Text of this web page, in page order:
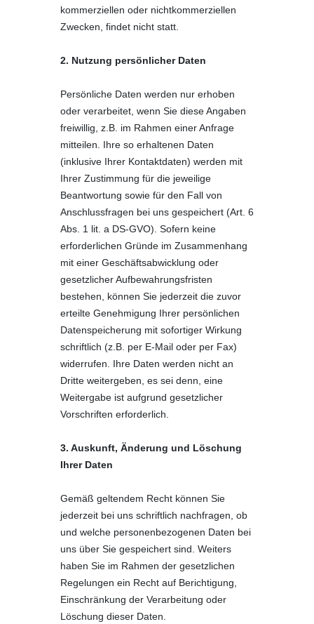
kommerziellen oder nichtkommerziellen
Zwecken, findet nicht statt.
2. Nutzung persönlicher Daten
Persönliche Daten werden nur erhoben
oder verarbeitet, wenn Sie diese Angaben
freiwillig, z.B. im Rahmen einer Anfrage
mitteilen. Ihre so erhaltenen Daten
(inklusive Ihrer Kontaktdaten) werden mit
Ihrer Zustimmung für die jeweilige
Beantwortung sowie für den Fall von
Anschlussfragen bei uns gespeichert (Art. 6
Abs. 1 lit. a DS-GVO). Sofern keine
erforderlichen Gründe im Zusammenhang
mit einer Geschäftsabwicklung oder
gesetzlicher Aufbewahrungsfristen
bestehen, können Sie jederzeit die zuvor
erteilte Genehmigung Ihrer persönlichen
Datenspeicherung mit sofortiger Wirkung
schriftlich (z.B. per E-Mail oder per Fax)
widerrufen. Ihre Daten werden nicht an
Dritte weitergeben, es sei denn, eine
Weitergabe ist aufgrund gesetzlicher
Vorschriften erforderlich.
3. Auskunft, Änderung und Löschung
Ihrer Daten
Gemäß geltendem Recht können Sie
jederzeit bei uns schriftlich nachfragen, ob
und welche personenbezogenen Daten bei
uns über Sie gespeichert sind. Weiters
haben Sie im Rahmen der gesetzlichen
Regelungen ein Recht auf Berichtigung,
Einschränkung der Verarbeitung oder
Löschung dieser Daten.